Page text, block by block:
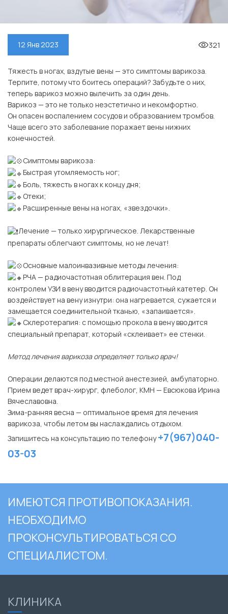
12 Янв 2023 321
Тяжесть в ногах, вздутые вены — это симптомы варикоза.
Терпите, потому что боитесь операций? Забудьте о них,
теперь варикоз можно вылечить за один день.
Варикоз — это не только неэстетично и некомфортно.
Он опасен воспалением сосудов и образованием тромбов.
Чаще всего это заболевание поражает вены нижних
конечностей.
Симптомы варикоза:
Быстрая утомляемость ног;
Боль, тяжесть в ногах к концу дня;
Отеки;
Расширенные вены на ногах, «звездочки».
Лечение — только хирургическое. Лекарственные
препараты облегчают симптомы, но не лечат!
Основные малоинвазивные методы лечения:
РЧА — радиочастотная облитерация вен. Под
контролем УЗИ в вену вводится радиочастотный катетер. Он
воздействует на вену изнутри: она нагревается, сужается и
замещается соединительной тканью, «запаивается».
Склеротерапия: с помощью прокола в вену вводится
специальный препарат, который «склеивает» ее стенки.
Метод лечения варикоза определяет только врач!
Операции делаются под местной анестезией, амбулаторно.
Прием ведет врач-хирург, флеболог, КМН — Евсюкова Ирина
Вячеславовна.
Зима-ранняя весна — оптимальное время для лечения
варикоза, чтобы летом вы наслаждались отдыхом.
Запишитесь на консультацию по телефону+7(967)040-
03-03
ИМЕЮТСЯ ПРОТИВОПОКАЗАНИЯ.
НЕОБХОДИМО
ПРОКОНСУЛЬТИРОВАТЬСЯ СО
СПЕЦИАЛИСТОМ.
КЛИНИКА